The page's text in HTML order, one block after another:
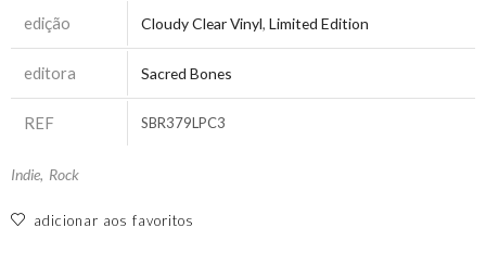
edição Cloudy Clear Vinyl, Limited Edition
editora Sacred Bones
REF SBR379LPC3
Indie, Rock
adicionar aos favoritos